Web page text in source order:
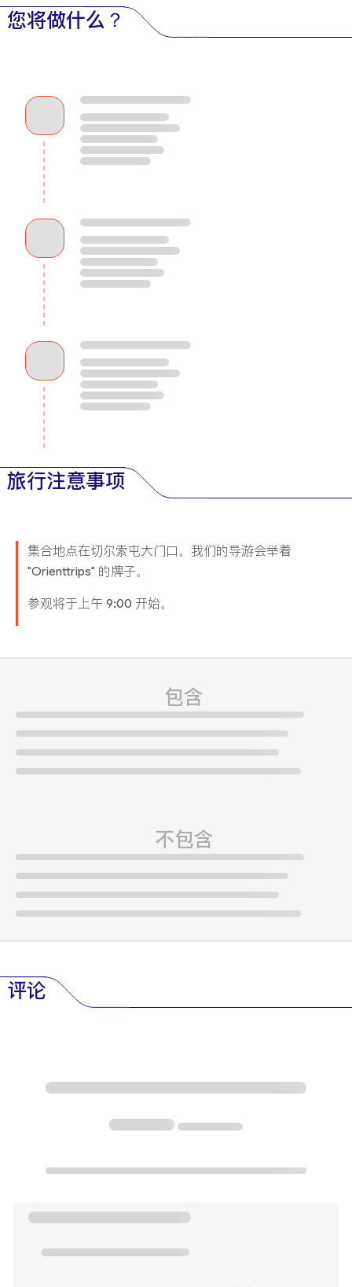
您将做什么？
旅行注意事项
集合地点在切尔索屯大门口。我们的导游会举着
"Orienttrips" 的牌子。
参观将于上午 9:00 开始。
包含
不包含
评论